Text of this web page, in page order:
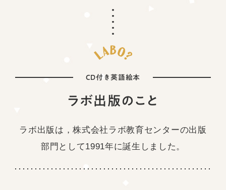
CD付き英語絵本
ラボ出版のこと
ラボ出版は，株式会社ラボ教育センターの出版
部門として1991年に誕生しました。